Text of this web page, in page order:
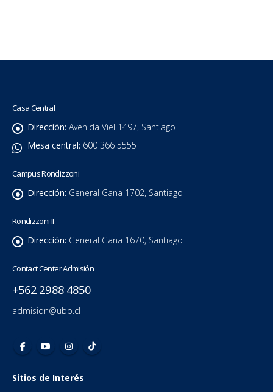
Casa Central
Dirección: Avenida Viel 1497, Santiago
Mesa central: 600 366 5555
Campus Rondizzoni
Dirección: General Gana 1702, Santiago
Rondizzoni II
Dirección: General Gana 1670, Santiago
Contact Center Admisión
+562 2988 4850
admision@ubo.cl
Sitios de Interés